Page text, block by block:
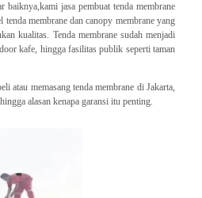
baiknya,kami jasa pembuat tenda membrane
membrane dan canopy membrane yang
kualitas. Tenda membrane sudah menjadi
kafe, hingga fasilitas publik seperti taman
atau memasang tenda membrane di Jakarta,
alasan kenapa garansi itu penting.